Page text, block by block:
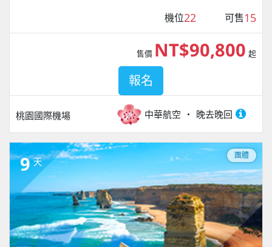
機位22 可售15
桃園國際機場 中華航空 晚去晚回
售價 NT$90,800 起
報名
9 天
團體